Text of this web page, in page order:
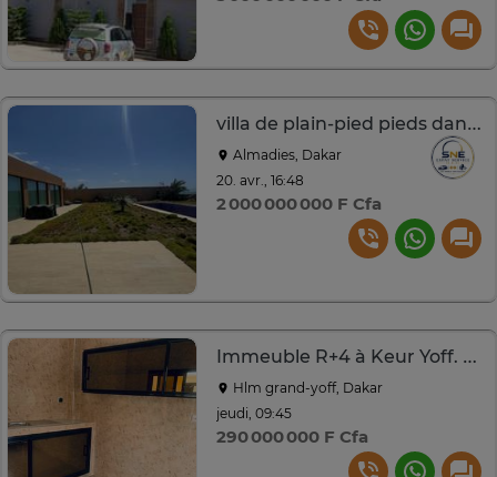
villa de plain-pied pieds dans l’eau Pointe des Almadies
Almadies, Dakar
20. avr., 16:48
2 000 000 000 F Cfa
Immeuble R+4 à Keur Yoff. A côté des Résidences Ataya
Hlm grand-yoff, Dakar
jeudi, 09:45
290 000 000 F Cfa